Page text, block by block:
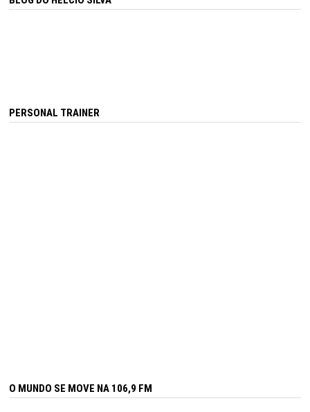
PERSONAL TRAINER
O MUNDO SE MOVE NA 106,9 FM